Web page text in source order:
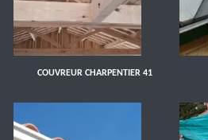
COUVREUR CHARPENTIER 41